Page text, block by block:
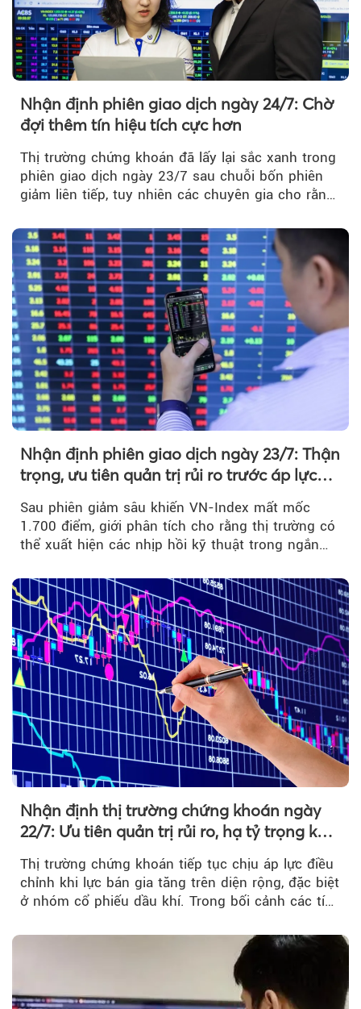
Nhận định phiên giao dịch ngày 24/7: Chờ
đợi thêm tín hiệu tích cực hơn
Thị trường chứng khoán đã lấy lại sắc xanh trong
phiên giao dịch ngày 23/7 sau chuỗi bốn phiên
giảm liên tiếp, tuy nhiên các chuyên gia cho rằng
Nhận định phiên giao dịch ngày 23/7: Thận
trọng, ưu tiên quản trị rủi ro trước áp lực
Sau phiên giảm sâu khiến VN-Index mất mốc
1.700 điểm, giới phân tích cho rằng thị trường có
thể xuất hiện các nhịp hồi kỹ thuật trong ngắn
Nhận định thị trường chứng khoán ngày
22/7: Ưu tiên quản trị rủi ro, hạ tỷ trọng khi
Thị trường chứng khoán tiếp tục chịu áp lực điều
chỉnh khi lực bán gia tăng trên diện rộng, đặc biệt
ở nhóm cổ phiếu dầu khí. Trong bối cảnh các tín